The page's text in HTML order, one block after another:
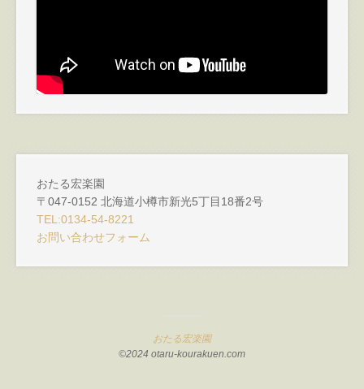
おたる宏楽園
〒047-0152 北海道小樽市新光5丁目18番2号
TEL:0134-54-8221
お問い合わせフォーム
おたる宏楽園
©2024 otaru-kourakuen.com